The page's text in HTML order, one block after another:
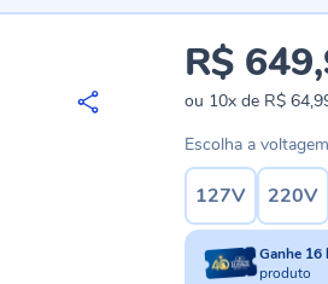
R$
ou 10xde R$
Escolha a
127V 220V
Ganhe 16
produto